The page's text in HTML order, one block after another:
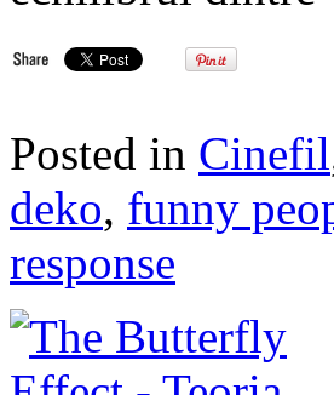
Posted in Cinefil
deko, funny
response